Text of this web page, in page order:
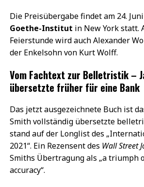
Die Preisübergabe findet am 24.
Goethe-Institut in New York statt.
Feierstunde wird auch Alexander
der Enkelsohn von Kurt Wolff.
Vom Fachtext zur Belletristik –
übersetzte früher für eine Bank
Das jetzt ausgezeichnete Buch ist
Smith vollständig übersetzte
stand auf der Longlist des
2021“. Ein Rezensent des Wall Street
Smiths Übertragung als „a triumph
accuracy“.